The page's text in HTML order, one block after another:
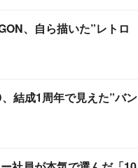
、自ら描いた”レトロ
結成1周年で見えた”バン